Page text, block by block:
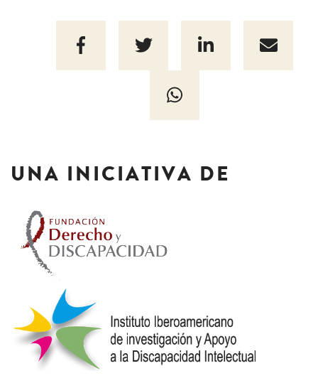
UNA INICIATIVA DE